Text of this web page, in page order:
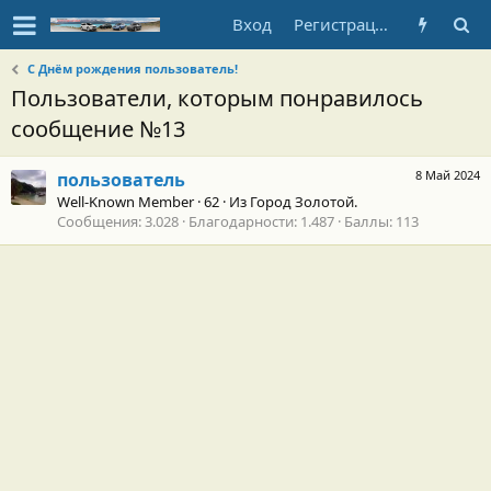
Вход Регистрация
С Днём рождения пользователь!
Пользователи, которым понравилось
сообщение №13
8 Май 2024
пользователь
Well-Known Member ·62 · Из Город Золотой.
Сообщения 3.028 Благодарности 1.487 Баллы 113